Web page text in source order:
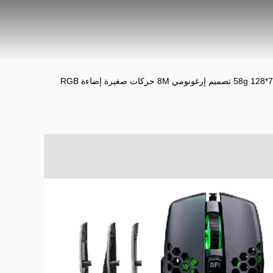
قابلة للتعديل 8000DPI في 5 مستويات لوحة مفاتيح مجموعات الماوس 58g 128*78*42MM 9D تصميم إرغونومي 8M حركات صغيرة إضاءة RGB